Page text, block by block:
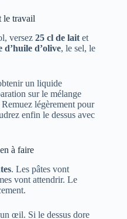
le travail
versez 25 cl de lait et
d’huile d’olive, le sel, le
un liquide
sur le mélange
légèrement pour
enfin le dessus avec
à faire
. Les pâtes vont
vont attendrir. Le
œil. Si le dessus dore